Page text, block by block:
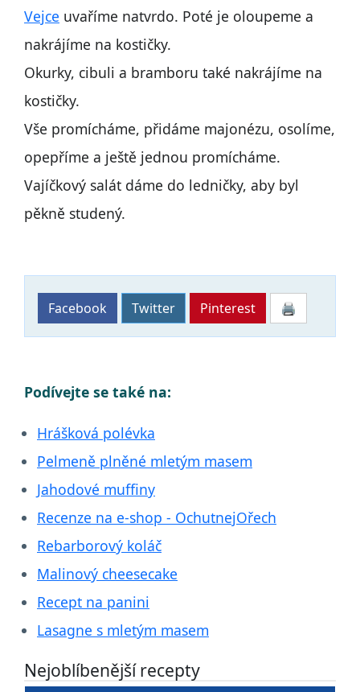
Vejce uvaříme natvrdo. Poté je oloupeme a
nakrájíme na kostičky.
Okurky, cibuli a bramboru také nakrájíme na
kostičky.
Vše promícháme, přidáme majonézu, osolíme,
opepříme a ještě jednou promícháme.
Vajíčkový salát dáme do ledničky, aby byl
pěkně studený.
Facebook Twitter Pinterest 🖨
Podívejte se také na:
Hrášková polévka
Pelmeně plněné mletým masem
Jahodové muffiny
Recenze na e-shop - OchutnejOřech
Rebarborový koláč
Malinový cheesecake
Recept na panini
Lasagne s mletým masem
Nejoblíbenější recepty